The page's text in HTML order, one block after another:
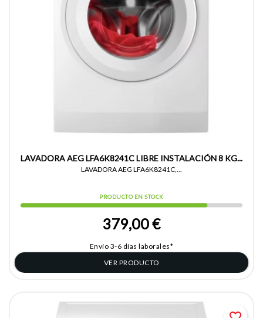
LAVADORA AEG LFA6K8241C LIBRE INSTALACIÓN 8 KG...
LAVADORA AEG LFA6K8241C,...
PRODUCTO EN STOCK
379,00 €
Envío 3-6 días laborales*
VER PRODUCTO